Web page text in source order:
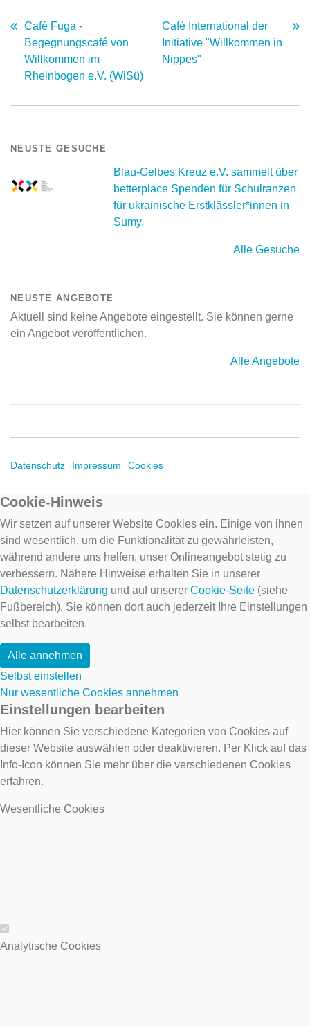
Café Fuga -
Begegnungscafé von
Willkommen im
Rheinbogen e.V. (WiSü)
Café International der
Initiative "Willkommen in
Nippes"
NEUSTE GESUCHE
Blau-Gelbes Kreuz e.V. sammelt über
betterplace Spenden für Schulranzen
für ukrainische Erstklässler*innen in
Sumy.
Alle Gesuche
NEUSTE ANGEBOTE
Aktuell sind keine Angebote eingestellt. Sie können gerne
ein Angebot veröffentlichen.
Alle Angebote
Datenschutz Impressum Cookies
Cookie-Hinweis
Wir setzen auf unserer Website Cookies ein. Einige von ihnen
sind wesentlich, um die Funktionalität zu gewährleisten,
während andere uns helfen, unser Onlineangebot stetig zu
verbessern. Nähere Hinweise erhalten Sie in unserer
Datenschutzerklärung und auf unserer Cookie-Seite (siehe
Fußbereich). Sie können dort auch jederzeit Ihre Einstellungen
selbst bearbeiten.
Alle annehmen
Selbst einstellen
Nur wesentliche Cookies annehmen
Einstellungen bearbeiten
Hier können Sie verschiedene Kategorien von Cookies auf
dieser Website auswählen oder deaktivieren. Per Klick auf das
Info-Icon können Sie mehr über die verschiedenen Cookies
erfahren.
Wesentliche Cookies
Wesentliche Cookies
Analytische Cookies